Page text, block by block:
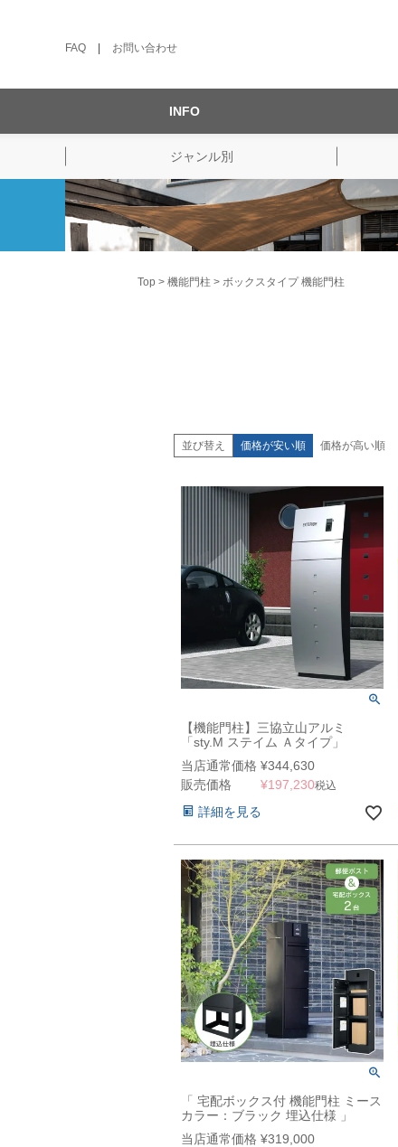
FAQ お問い合わせ
INFO
ジャンル別
Top 機能門柱 ボックスタイプ 機能門柱
並び替え 価格が安い順 価格が高い順
【機能門柱】三協立山アルミ
「sty.M ステイム Ａタイプ」
当店通常価格 ¥344,630
販売価格
¥197,230税込
詳細を見る
「 宅配ボックス付 機能門柱 ミース
カラー：ブラック 埋込仕様 」
当店通常価格 ¥319,000